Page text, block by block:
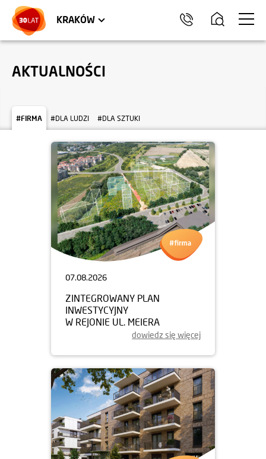
KRAKÓW
TRÓJMIASTO
LOKALE USŁUGOWE
AKTUALNOŚCI
#FIRMA #DLA LUDZI #DLA SZTUKI
07.08.2026
ZINTEGROWANY PLAN
INWESTYCYJNY
W REJONIE UL. MEIERA
dowiedz się więcej